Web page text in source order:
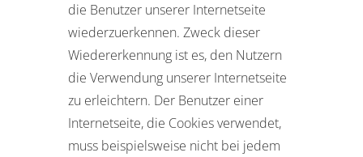
die Benutzer unserer Internetseite
wiederzuerkennen. Zweck dieser
Wiedererkennung ist es, den Nutzern
die Verwendung unserer Internetseite
zu erleichtern. Der Benutzer einer
Internetseite, die Cookies verwendet,
muss beispielsweise nicht bei jedem